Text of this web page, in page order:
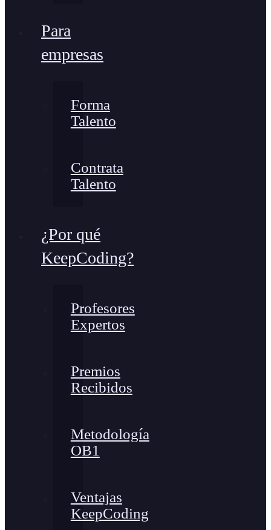
Para
empresas
Forma
Talento
Contrata
Talento
¿Por qué
KeepCoding?
Profesores
Expertos
Premios
Recibidos
Metodología
OB1
Ventajas
KeepCoding